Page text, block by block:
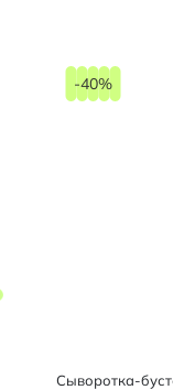
Сыворотка-
-40%